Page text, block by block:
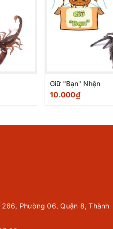
Giữ "Bạn" Nhện
10.000₫
Phường 06, Quận 8, Thành